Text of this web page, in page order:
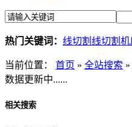
热门关键词： 线切割 线切割机
当前位置： 首页 » 全站搜索
数据更新中......
相关搜索